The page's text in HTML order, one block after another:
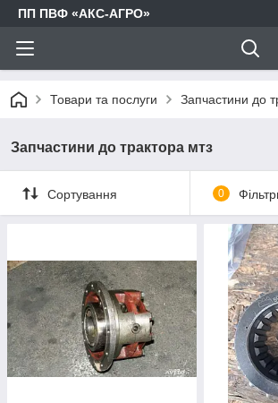
ПП ПВФ «АКС-АГРО»
Товари та послуги Запчастини до
Запчастини до трактора мтз
Сортування 0